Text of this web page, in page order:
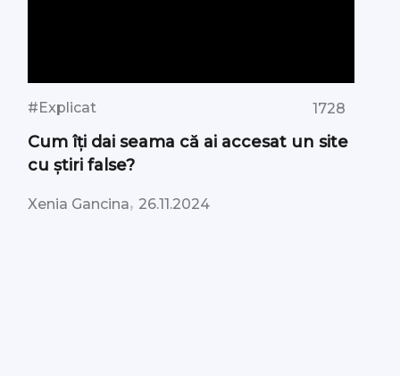
#Explicat 1728
Cum îți dai seama că ai accesat un site
cu știri false?
Xenia Gancina, 26.11.2024